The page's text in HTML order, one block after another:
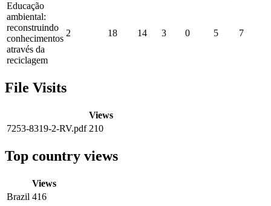
Educação
ambiental:
reconstruindo
conhecimentos
através da
reciclagem
2 18 14 3 0 5 7
File Visits
Views
7253-8319-2-RV.pdf 210
Top country views
Views
Brazil 416